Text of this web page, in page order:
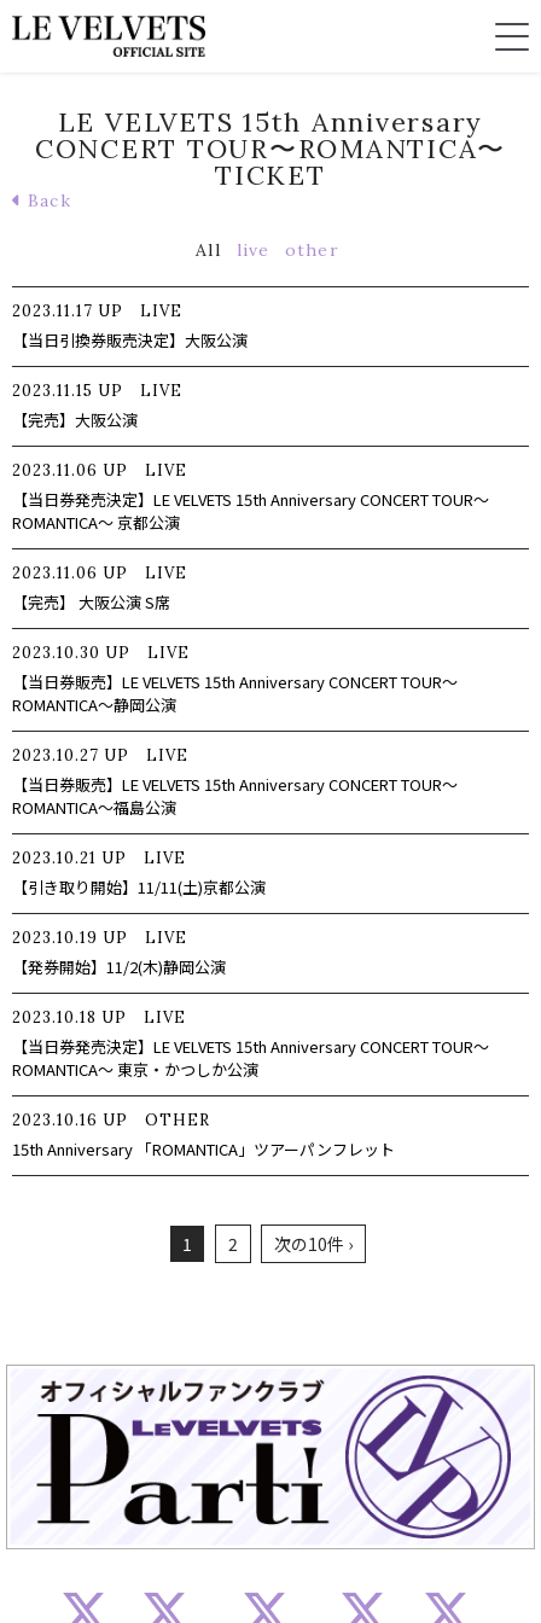
LE VELVETS 15th Anniversary
CONCERT TOUR〜ROMANTICA〜
TICKET
Back
All live other
2023.11.17 UP LIVE
【当日引換券販売決定】大阪公演
2023.11.15 UP LIVE
【完売】大阪公演
2023.11.06 UP LIVE
【当日券発売決定】LE VELVETS 15th Anniversary CONCERT TOUR〜
ROMANTICA〜 京都公演
2023.11.06 UP LIVE
【完売】 大阪公演 S席
2023.10.30 UP LIVE
【当日券販売】LE VELVETS 15th Anniversary CONCERT TOUR〜
ROMANTICA〜静岡公演
2023.10.27 UP LIVE
【当日券販売】LE VELVETS 15th Anniversary CONCERT TOUR〜
ROMANTICA〜福島公演
2023.10.21 UP LIVE
【引き取り開始】11/11(土)京都公演
2023.10.19 UP LIVE
【発券開始】11/2(木)静岡公演
2023.10.18 UP LIVE
【当日券発売決定】LE VELVETS 15th Anniversary CONCERT TOUR〜
ROMANTICA〜 東京・かつしか公演
2023.10.16 UP OTHER
15th Anniversary 「ROMANTICA」ツアーパンフレット
1 2 次の10件 ›